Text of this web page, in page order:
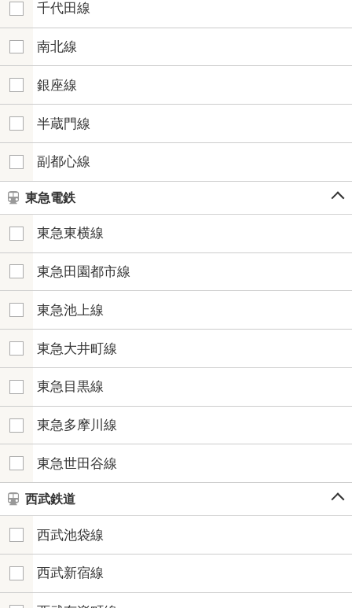
千代田線
南北線
銀座線
半蔵門線
副都心線
東急電鉄
東急東横線
東急田園都市線
東急池上線
東急大井町線
東急目黒線
東急多摩川線
東急世田谷線
西武鉄道
西武池袋線
西武新宿線